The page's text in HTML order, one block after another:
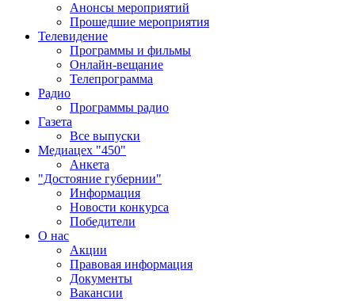
Анонсы мероприятий
Прошедшие мероприятия
Телевидение
Программы и фильмы
Онлайн-вещание
Телепрограмма
Радио
Программы радио
Газета
Все выпуски
Медиацех "450"
Анкета
"Достояние губернии"
Информация
Новости конкурса
Победители
О нас
Акции
Правовая информация
Документы
Вакансии